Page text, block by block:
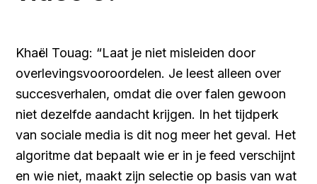
Khaël Touag: “Laat je niet misleiden door
overlevingsvooroordelen. Je leest alleen over
succesverhalen, omdat die over falen gewoon
niet dezelfde aandacht krijgen. In het tijdperk
van sociale media is dit nog meer het geval. Het
algoritme dat bepaalt wie er in je feed verschijnt
en wie niet, maakt zijn selectie op basis van wat